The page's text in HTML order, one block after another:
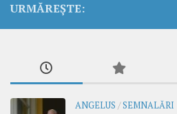
URMĂREȘTE:
ANGELUS /SEMNALĂRI